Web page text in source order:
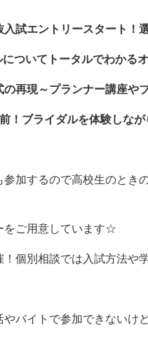
試エントリースタート！
ついてトータルでわかる
再現～プランナー講座や
ブライダルを体験しなが
加するので高校生のとき
をご用意しています☆
個別相談では入試方法や
バイトで参加できないけ